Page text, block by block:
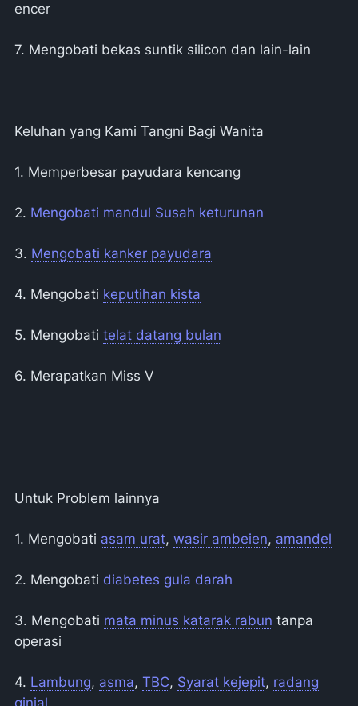
encer
7. Mengobati bekas suntik silicon dan lain-lain
Keluhan yang Kami Tangni Bagi Wanita
1. Memperbesar payudara kencang
2. Mengobati mandul Susah keturunan
3. Mengobati kanker payudara
4. Mengobati keputihan kista
5. Mengobati telat datang bulan
6. Merapatkan Miss V
Untuk Problem lainnya
1. Mengobati asam urat, wasir ambeien, amandel
2. Mengobati diabetes gula darah
3. Mengobati mata minus katarak rabun tanpa
operasi
4. Lambung, asma, TBC, Syarat kejepit, radang
ginjal